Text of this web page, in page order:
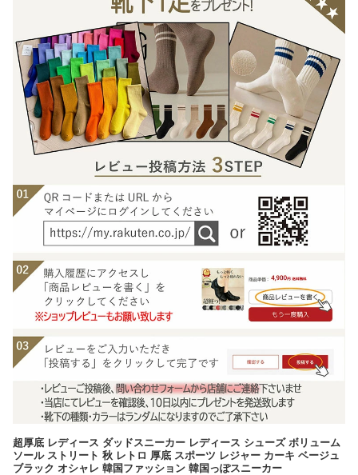
超厚底 レディース ダッドスニーカー レディース シューズ ボリューム
ソール ストリート 秋 レトロ 厚底 スポーツ レジャー カーキ ベージュ
ブラック オシャレ 韓国ファッション 韓国っぽスニーカー